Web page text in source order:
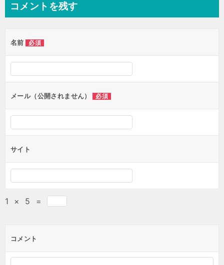
ビ
ー
シ
ョ
ン
コメントを残す
名前 必須
メール（公開されません） 必須
サイト
1 × 5 =
コメント